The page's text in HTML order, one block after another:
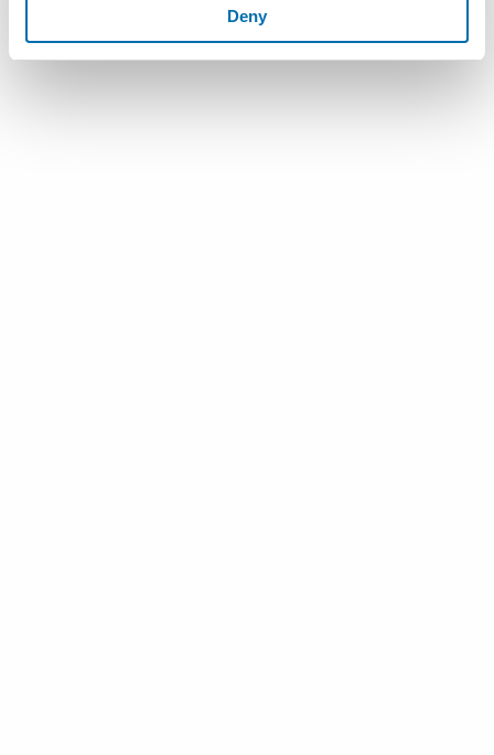
Deny